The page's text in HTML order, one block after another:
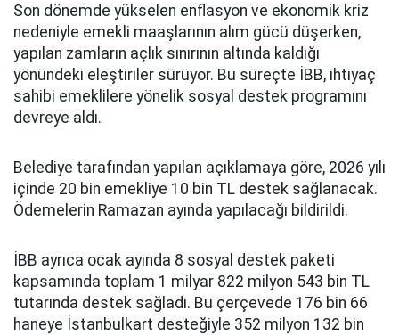
Son dönemde yükselen enflasyon ve ekonomik kriz
nedeniyle emekli maaşlarının alım gücü düşerken,
yapılan zamların açlık sınırının altında kaldığı
yönündeki eleştiriler sürüyor. Bu süreçte İBB, ihtiyaç
sahibi emeklilere yönelik sosyal destek programını
devreye aldı.
Belediye tarafından yapılan açıklamaya göre, 2026 yılı
içinde 20 bin emekliye 10 bin TL destek sağlanacak.
Ödemelerin Ramazan ayında yapılacağı bildirildi.
İBB ayrıca ocak ayında 8 sosyal destek paketi
kapsamında toplam 1 milyar 822 milyon 543 bin TL
tutarında destek sağladı. Bu çerçevede 176 bin 66
haneye İstanbulkart desteğiyle 352 milyon 132 bin